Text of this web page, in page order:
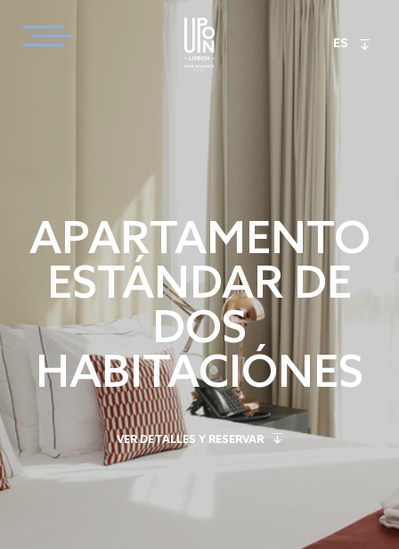
ES
APARTAMENTO
ESTÁNDAR DE
DOS
HABITACIÓNES
VER DETALLES Y RESERVAR